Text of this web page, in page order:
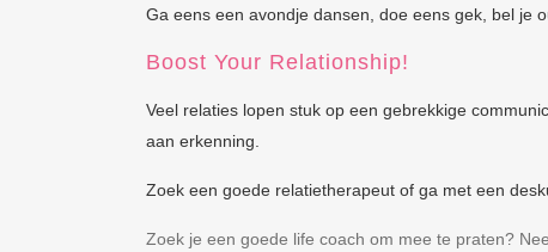
Ga eens een avondje dansen, doe eens gek, bel je
Boost Your Relationship!
Veel relaties lopen stuk op een gebrekkige
aan erkenning.
Zoek een goede relatietherapeut of ga met een
Zoek je een goede life coach om mee te praten?